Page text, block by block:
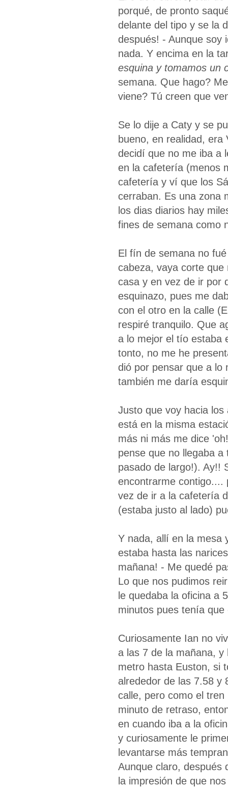
porqué, de pronto
delante del tipo y se la
después! - Aunque soy
nada. Y encima en la
esquina y tomamos un
semana. Que hago?
viene? Tú creen que
Se lo dije a Caty y se
bueno, en realidad, era
decidí que no me iba a
en la cafetería (menos
cafetería y ví que los
cerraban. Es una zona
los dias diarios hay
fines de semana como
El fín de semana no
cabeza, vaya corte
casa y en vez de ir por
esquinazo, pues me
con el otro en la calle
respiré tranquilo. Que
a lo mejor el tío estaba
tonto, no me he
dió por pensar que a lo
también me daría
Justo que voy hacia
está en la misma
más ni más me dice
pense que no llegaba
pasado de largo!). Ay!!
encontrarme contigo....
vez de ir a la cafetería
(estaba justo al lado)
Y nada, allí en la mesa
estaba hasta las
mañana! - Me quedé
Lo que nos pudimos
le quedaba la oficina a
minutos pues tenía que
Curiosamente Ian no
a las 7 de la mañana,
metro hasta Euston, si
alrededor de las 7.58 y
calle, pero como el
minuto de retraso,
en cuando iba a la
y curiosamente le
levantarse más
Aunque claro, después
la impresión de que